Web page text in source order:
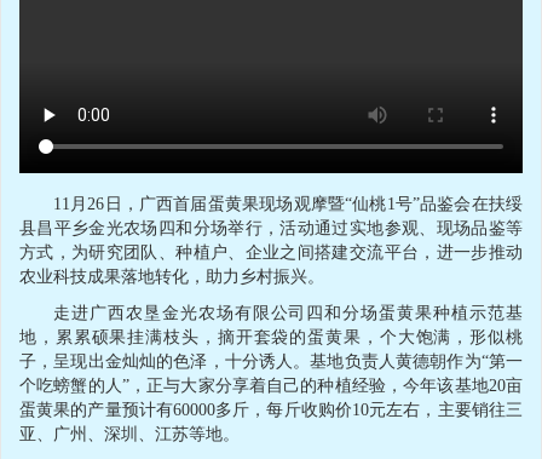
11月26日，广西首届蛋黄果现场观摩暨“仙桃1号”品鉴会在扶绥
县昌平乡金光农场四和分场举行，活动通过实地参观、现场品鉴等
方式，为研究团队、种植户、企业之间搭建交流平台，进一步推动
农业科技成果落地转化，助力乡村振兴。
走进广西农垦金光农场有限公司四和分场蛋黄果种植示范基
地，累累硕果挂满枝头，摘开套袋的蛋黄果，个大饱满，形似桃
子，呈现出金灿灿的色泽，十分诱人。基地负责人黄德朝作为“第一
个吃螃蟹的人”，正与大家分享着自己的种植经验，今年该基地20亩
蛋黄果的产量预计有60000多斤，每斤收购价10元左右，主要销往三
亚、广州、深圳、江苏等地。